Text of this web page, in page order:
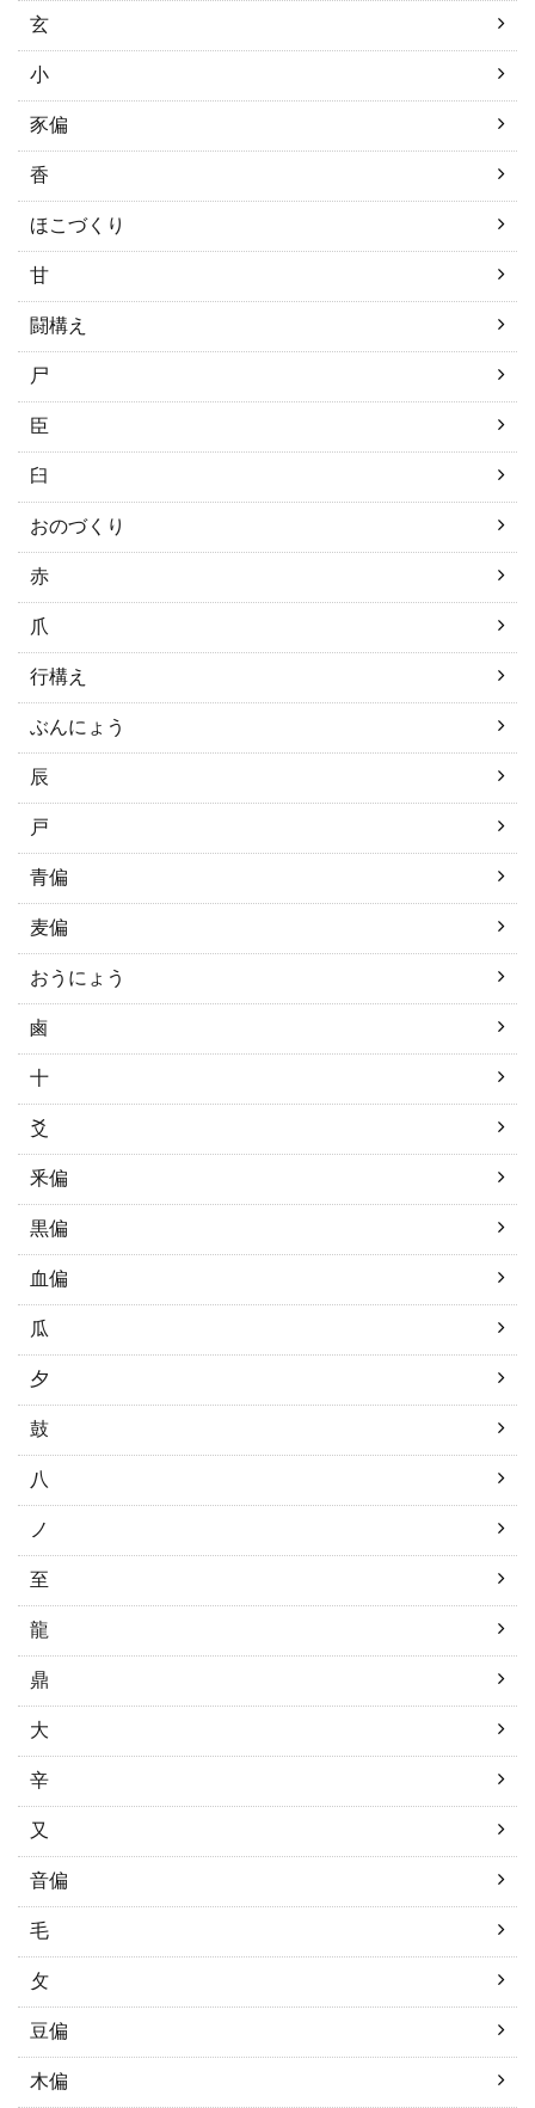
玄
小
豕偏
香
ほこづくり
甘
闘構え
尸
臣
臼
おのづくり
赤
爪
行構え
ぶんにょう
辰
戸
青偏
麦偏
おうにょう
鹵
十
爻
釆偏
黒偏
血偏
瓜
夕
鼓
八
ノ
至
龍
鼎
大
辛
又
音偏
毛
攵
豆偏
木偏